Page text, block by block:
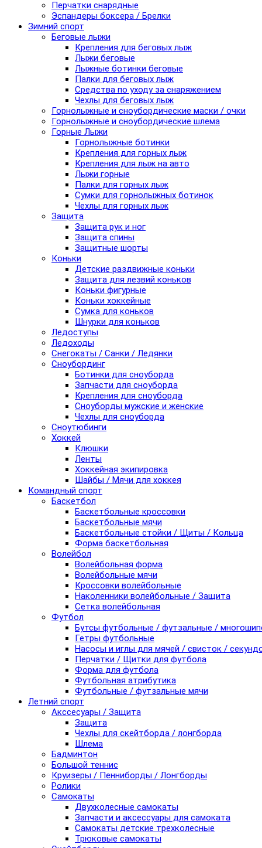
Перчатки снарядные
Эспандеры боксера / Брелки
Зимний спорт
Беговые лыжи
Крепления для беговых лыж
Лыжи беговые
Лыжные ботинки беговые
Палки для беговых лыж
Средства по уходу за снаряжением
Чехлы для беговых лыж
Горнолыжные и сноубордические маски / очки
Горнолыжные и сноубордические шлема
Горные Лыжи
Горнолыжные ботинки
Крепления для горных лыж
Крепления для лыж на авто
Лыжи горные
Палки для горных лыж
Сумки для горнолыжных ботинок
Чехлы для горных лыж
Защита
Защита рук и ног
Защита спины
Защитные шорты
Коньки
Детские раздвижные коньки
Защита для лезвий коньков
Коньки фигурные
Коньки хоккейные
Сумка для коньков
Шнурки для коньков
Ледоступы
Ледоходы
Снегокаты / Санки / Ледянки
Сноубординг
Ботинки для сноуборда
Запчасти для сноуборда
Крепления для сноуборда
Сноуборды мужские и женские
Чехлы для сноуборда
Сноутюбинги
Хоккей
Клюшки
Ленты
Хоккейная экипировка
Шайбы / Мячи для хоккея
Командный спорт
Баскетбол
Баскетбольные кроссовки
Баскетбольные мячи
Баскетбольные стойки / Щиты / Кольца
Форма баскетбольная
Волейбол
Волейбольная форма
Волейбольные мячи
Кроссовки волейбольные
Наколенники волейбольные / Защита
Сетка волейбольная
Футбол
Бутсы футбольные / футзальные /
Гетры футбольные
Насосы и иглы для мячей / свисток /
Перчатки / Щитки для футбола
Форма для футбола
Футбольная атрибутика
Футбольные / футзальные мячи
Летний спорт
Акссесуары / Защита
Защита
Чехлы для скейтборда / лонгборда
Шлема
Бадминтон
Большой теннис
Круизеры / Пенниборды / Лонгборды
Ролики
Самокаты
Двухколесные самокаты
Запчасти и аксессуары для самоката
Самокаты детские трехколесные
Трюковые самокаты